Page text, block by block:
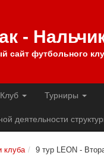
-
сайт футбольного
Клуб Турниры
деятельности
клуба 9 тур LEON -